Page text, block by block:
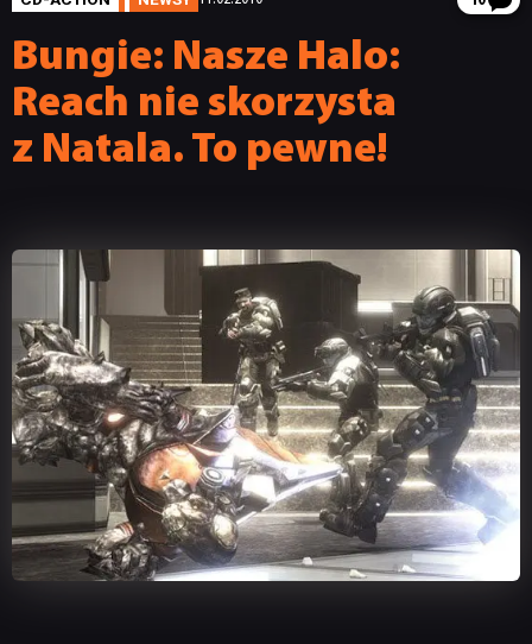
Bungie: Nasze Halo:
Reach nie skorzysta
z Natala. To pewne!